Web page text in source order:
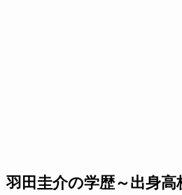
羽田圭介の学歴～出身高